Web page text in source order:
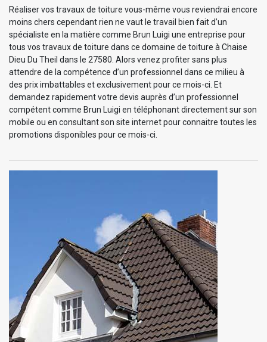
Réaliser vos travaux de toiture vous-même vous reviendrai encore
moins chers cependant rien ne vaut le travail bien fait d’un
spécialiste en la matière comme Brun Luigi une entreprise pour
tous vos travaux de toiture dans ce domaine de toiture à Chaise
Dieu Du Theil dans le 27580. Alors venez profiter sans plus
attendre de la compétence d’un professionnel dans ce milieu à
des prix imbattables et exclusivement pour ce mois-ci. Et
demandez rapidement votre devis auprès d’un professionnel
compétent comme Brun Luigi en téléphonant directement sur son
mobile ou en consultant son site internet pour connaitre toutes les
promotions disponibles pour ce mois-ci.